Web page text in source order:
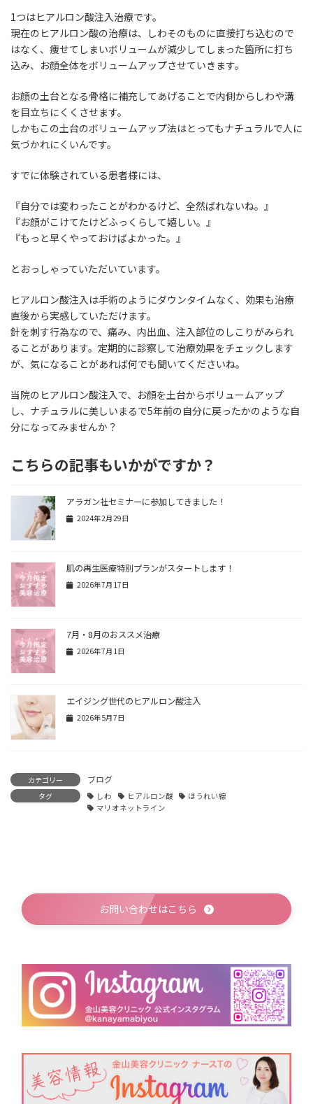
1つはヒアルロン酸注入治療です。
現在のヒアルロン酸の治療は、しわそのものに直接打ち込むので
はなく、痩せてしまいボリュームが減少してしまった箇所に打ち
込み、お顔全体をボリュームアップさせていきます。
お顔の土台となる骨格に補充してあげることで内側からしわや溝
を目立ちにくくさせます。
しかもこの土台のボリュームアップ法はとってもナチュラルで人に
気づかれにくいんです。
すでに体験されている患者様には、
『自分では変わったことがわかるけど、全然ばれないね。』
『お顔がこけてたけどふっくらして嬉しい。』
『もっと早くやっておけばよかった。』
とおっしゃっていただいています。
ヒアルロン酸注入は手術のようにダウンタイムなく、効果も治療
直後から実感していただけます。
針を刺す行為なので、痛み、内出血、注入部位のしこりがみられ
ることがあります。定期的に診察して治療効果をチェックします
が、気になることがあれば何でも聞いてくださいね。
当院のヒアルロン酸注入で、お顔を土台からボリュームアップ
し、ナチュラルに美しいまるで5年前の自分に戻ったかのような自
分になってみませんか？
こちらの記事もいかがですか？
アラガン社セミナーに参加してきました！
2024年2月29日
肌の再生医療特別プランがスタートします！
2026年7月17日
7月・8月のおススメ治療
2026年7月1日
エイジング世代のヒアルロン酸注入
2026年5月7日
カテゴリー ブログ
タグ しわ ヒアルロン酸
ほうれい線
マリオネットライン
お問い合わせはこちら